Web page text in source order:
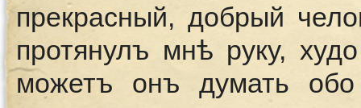
прекрасный, добрый
протянулъ мнѣ руку,
можетъ онъ думать